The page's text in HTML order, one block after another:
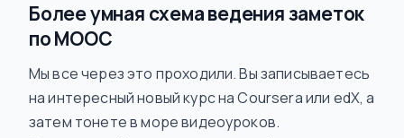
Более умная схема ведения заметок
по MOOC
Мы все через это проходили. Вы записываетесь
на интересный новый курс на Coursera или edX, а
затем тонете в море видеоуроков.